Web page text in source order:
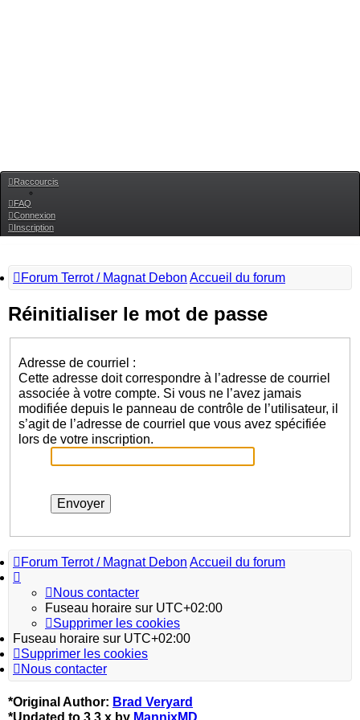
Raccourcis
FAQ
Connexion
Inscription
Forum Terrot / Magnat Debon Accueil du forum
Réinitialiser le mot de passe
Adresse de courriel :
Cette adresse doit correspondre à l’adresse de courriel
associée à votre compte. Si vous ne l’avez jamais
modifiée depuis le panneau de contrôle de l’utilisateur, il
s’agit de l’adresse de courriel que vous avez spécifiée
lors de votre inscription.
Forum Terrot / Magnat Debon Accueil du forum
Nous contacter
Fuseau horaire sur UTC+02:00
Supprimer les cookies
Fuseau horaire sur UTC+02:00
Supprimer les cookies
Nous contacter
*Original Author: Brad Veryard